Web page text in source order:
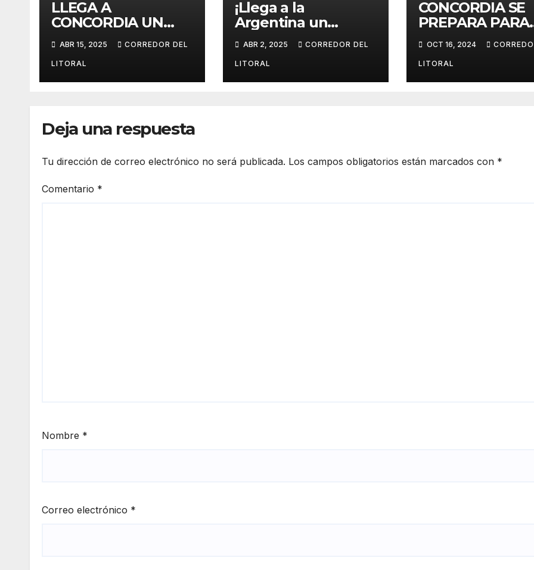
LLEGA A
CONCORDIA UN
PROYECTO
INNOVADOR SOBRE
EL DUELO Y LA
CULTURA.
ABR 15, 2025 CORREDOR DEL
LITORAL
¡Llega a la
Argentina un
proyecto innovador
sobre el duelo y la
cultura!
ABR 2, 2025 CORREDOR DEL
LITORAL
CONCORDIA SE
PREPARA PARA
VIVIR LA XXXI
EDICIÓN DE LA
FIESTA
DEL
OCT 16, 2024
LITORAL
Deja una respuesta
Tu dirección de correo electrónico no será publicada. Los campos obligatorios están marcados con *
Comentario *
Nombre *
Correo electrónico *